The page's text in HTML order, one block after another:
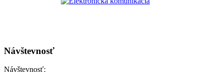
Návštevnosť
Návštevnosť: